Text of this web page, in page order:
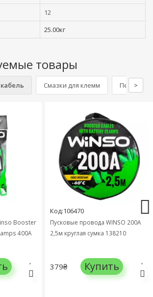
12
25.00кг
товары
Смазки для клемм Перчатки
>
Booster
400А
Код:106470
Пусковые провода WINSO 200А
2,5м круглая сумка 138210
379₴ Купить